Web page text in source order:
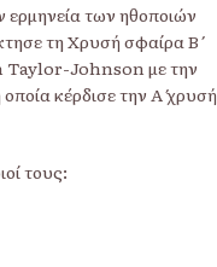
ερμηνεία των ηθοποιών
τη Χρυσή σφαίρα Β΄
Taylor-Johnson με την
κέρδισε την Α΄ χρυσή
τους: